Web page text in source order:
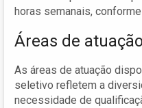
horas semanais,
Áreas de
As áreas de atuação
seletivo refletem a
necessidade de